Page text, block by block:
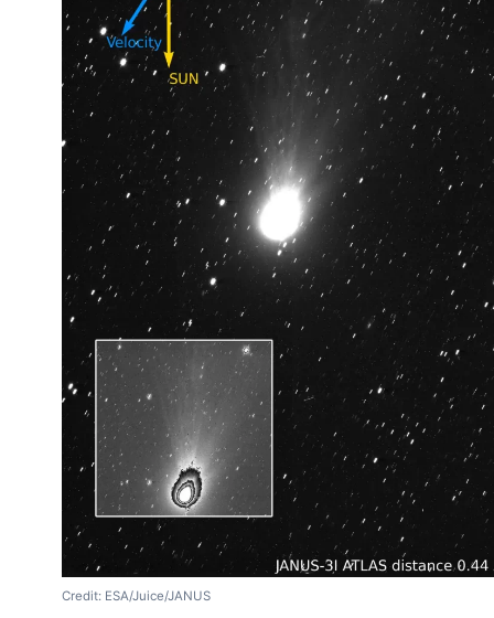
Credit: ESA/Juice/JANUS